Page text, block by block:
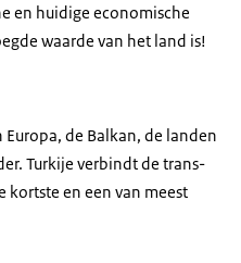
en huidige economische
waarde van het land is!
de Balkan, de landen
Turkije verbindt de trans-
kortste en een van meest